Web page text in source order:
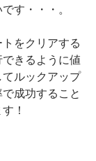
す・・・。
をクリアする
きるように値
ルックアップ
成功すること
！